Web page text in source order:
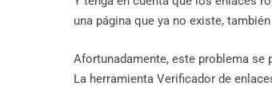
una página que ya no existe,
Afortunadamente, este problema
La herramienta Verificador de